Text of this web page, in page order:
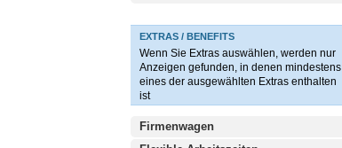
EXTRAS / BENEFITS
Wenn Sie Extras auswählen, werden nur
Anzeigen gefunden, in denen mindestens
eines der ausgewählten Extras enthalten
ist
Firmenwagen